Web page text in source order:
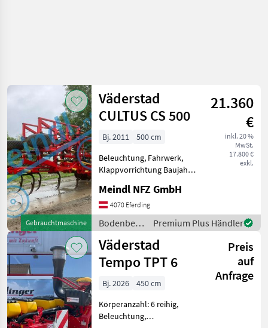
Gebrauchtmaschine
Väderstad
CULTUS CS 500
21.360
€
inkl. 20 %
MwSt.
17.800 €
exkl.
Bj. 2011
500 cm
Beleuchtung, Fahrwerk,
Klappvorrichtung Baujahr
Bodenbearbeitung Grubber
Meindl NFZ GmbH
4070 Eferding
Bodenbearbeitung
/ Väderstad
Premium Plus Händler
Väderstad
Tempo TPT 6
Preis
auf
Anfrage
Bj. 2026
450 cm
Körperanzahl: 6 reihig,
Beleuchtung,